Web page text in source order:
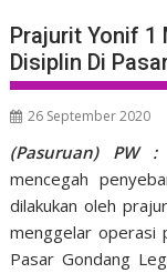
Prajurit Yonif 1
Disiplin Di
26 September 2020
(Pasuruan) PW :
mencegah
dilakukan oleh
menggelar operasi
Pasar Gondang